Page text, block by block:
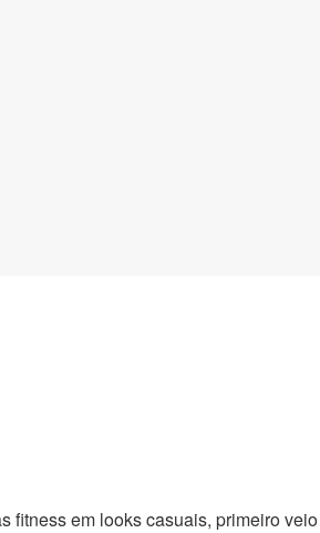
fitness em looks casuais, primeiro